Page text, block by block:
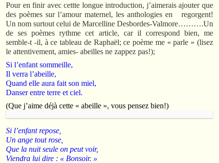
Pour en finir avec cettte longue introduction, j’aimerais ajouter que
des poèmes sur l’amour maternel, les anthologies en regorgent!
Un nom surtout celui de Marcelline Desbordes-Valmore……….Un
de ses poèmes rythme cet article, car il correspond bien, me
semble-t -il, à ce tableau de Raphaël; ce poème me « parle » (lisez
le attentivement, amies- abeilles ne zappez pas!);
Si l’enfant sommeille,
Il verra l’abeille,
Quand elle aura fait son miel,
Danser entre terre et ciel.
(Que j’aime déjà cette « abeille », vous pensez bien!)
Si l’enfant repose,
Un ange tout rose,
Que la nuit seule on peut voir,
Viendra lui dire : « Bonsoir. »